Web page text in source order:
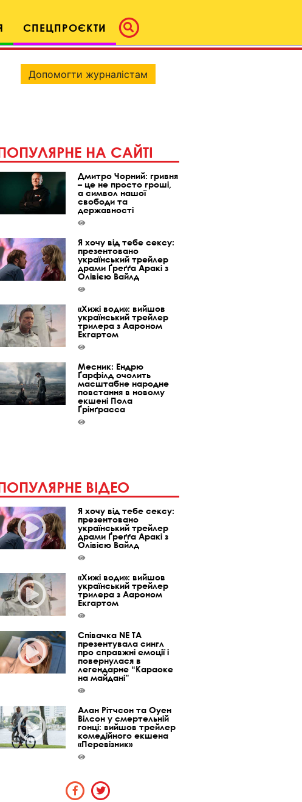
СПЕЦПРОЄКТИ
Допомогти журналістам
НА САЙТІ
Дмитро Чорний: гривня
– це не просто гроші,
а символ нашої
свободи та
державності
Я хочу від тебе сексу:
презентовано
український трейлер
драми Ґреґґа Аракі з
Олівією Вайлд
«Хижі води»: вийшов
український трейлер
трилера з Аароном
Екгартом
Месник: Ендрю
Ґарфілд очолить
масштабне народне
повстання в новому
екшені Пола
Ґрінґрасса
ВІДЕО
Я хочу від тебе сексу:
презентовано
український трейлер
драми Ґреґґа Аракі з
Олівією Вайлд
«Хижі води»: вийшов
український трейлер
трилера з Аароном
Екгартом
Співачка NE TA
презентувала сингл
про справжні емоції і
повернулася в
легендарне “Караоке
на майдані”
Алан Рітчсон та Оуен
Вілсон у смертельній
гонці: вийшов трейлер
комедійного екшена
«Перевізник»